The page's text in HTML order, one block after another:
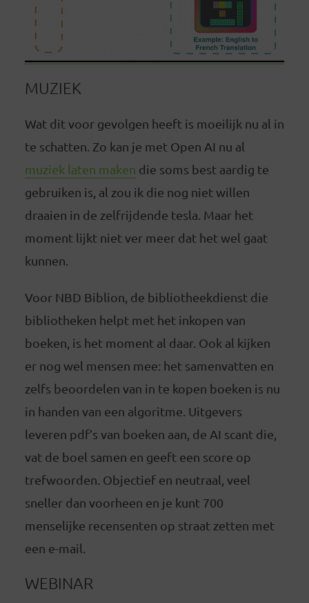
MUZIEK
Wat dit voor gevolgen heeft is moeilijk nu al in
te schatten. Zo kan je met Open AI nu al
muziek laten maken die soms best aardig te
gebruiken is, al zou ik die nog niet willen
draaien in de zelfrijdende tesla. Maar het
moment lijkt niet ver meer dat het wel gaat
kunnen.
Voor NBD Biblion, de bibliotheekdienst die
bibliotheken helpt met het inkopen van
boeken, is het moment al daar. Ook al kijken
er nog wel mensen mee: het samenvatten en
zelfs beoordelen van in te kopen boeken is nu
in handen van een algoritme. Uitgevers
leveren pdf’s van boeken aan, de AI scant die,
vat de boel samen en geeft een score op
trefwoorden. Objectief en neutraal, veel
sneller dan voorheen en je kunt 700
menselijke recensenten op straat zetten met
een e-mail.
WEBINAR